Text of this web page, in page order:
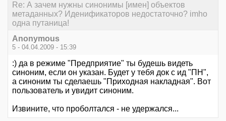
Re: А зачем нужны синонимы [имен] объектов
метаданных? Иденификаторов недостаточно? imho
одна путаница!
Anonymous
5 - 04.04.2009 - 15:39
:) да в режиме "Предприятие" ты будешь видеть
синоним, если он указан. Будет у тебя док с ид "ПН",
а синоним ты сделаешь "Приходная накладная". Вот
пользователь и увидит синоним.
Извините, что проболтался - не удержался...